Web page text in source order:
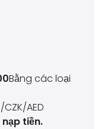
Bằng các loại
CZK/AED
tiền.